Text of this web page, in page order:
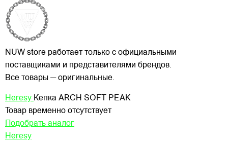
NUW store работает только с официальными
поставщиками и представителями брендов.
Все товары — оригинальные.
Heresy Кепка ARCH SOFT PEAK
Товар временно отсутствует
Подобрать аналог
Heresy